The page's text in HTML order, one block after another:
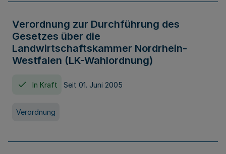
Verordnung zur Durchführung des
Gesetzes über die
Landwirtschaftskammer Nordrhein-
Westfalen (LK-Wahlordnung)
In Kraft Seit 01. Juni 2005
Verordnung